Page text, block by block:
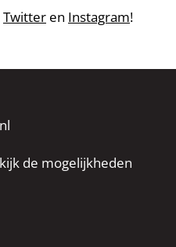
Twitter en Instagram!
de mogelijkheden